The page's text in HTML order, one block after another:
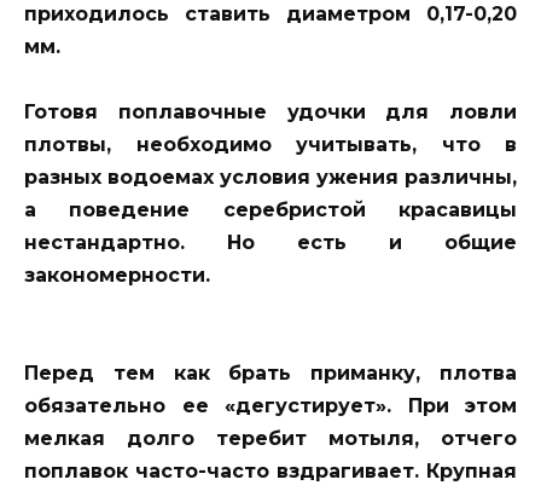
приходилось ставить диаметром 0,17-0,20
мм.
Готовя поплавочные удочки для ловли
плотвы, необходимо учитывать, что в
разных водоемах условия ужения различны,
а поведение серебристой красавицы
нестандартно. Но есть и общие
закономерности.
Перед тем как брать приманку, плотва
обязательно ее «дегустирует». При этом
мелкая долго теребит мотыля, отчего
поплавок часто-часто вздрагивает. Крупная